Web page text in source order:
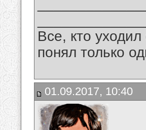
Все, кто
понял только
01.09.2017, 10:40